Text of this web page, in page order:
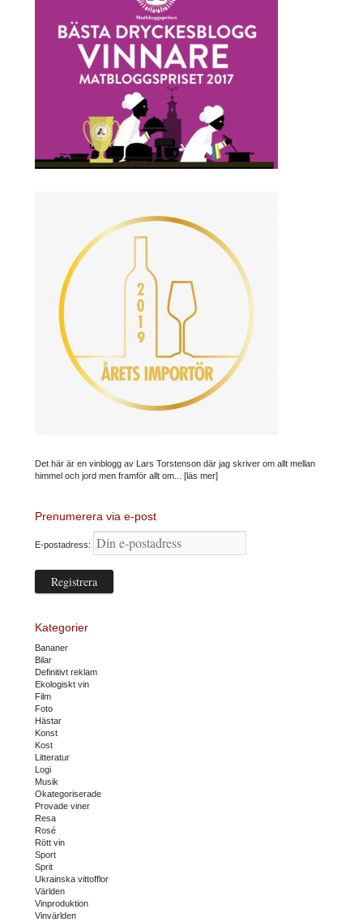
Det här är en vinblogg av Lars Torstenson där jag skriver om allt mellan
himmel och jord men framför allt om... [läs mer]
Prenumerera via e-post
E-postadress:
Kategorier
Bananer
Bilar
Definitivt reklam
Ekologiskt vin
Film
Foto
Hästar
Konst
Kost
Litteratur
Logi
Musik
Okategoriserade
Provade viner
Resa
Rosé
Rött vin
Sport
Sprit
Ukrainska vittofflor
Världen
Vinproduktion
Vinvärlden